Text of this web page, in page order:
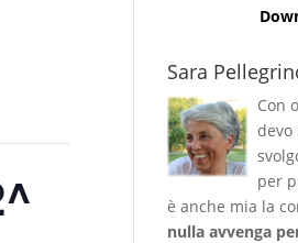
Sara
Con
devo
per
è anche mia la
nulla avvenga